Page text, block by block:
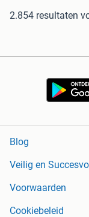
2.854 resultaten
Blog
Veilig en
Voorwaarden
Cookiebeleid